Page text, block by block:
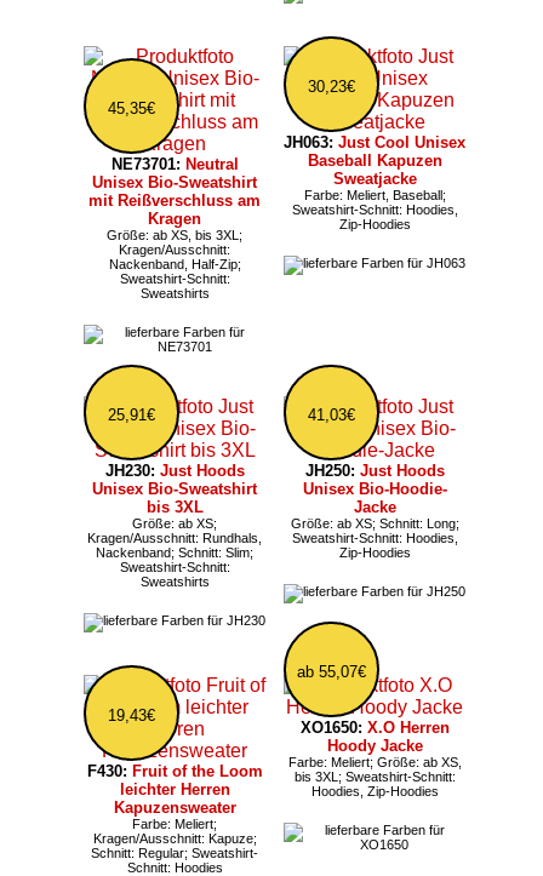
45,35€
NE73701: Neutral
Unisex Bio-Sweatshirt
mit Reißverschluss am
Kragen
Größe: ab XS, bis 3XL;
Kragen/Ausschnitt:
Nackenband, Half-Zip;
Sweatshirt-Schnitt:
Sweatshirts
30,23€
JH063: Just Cool Unisex
Baseball Kapuzen
Sweatjacke
Farbe: Meliert, Baseball;
Sweatshirt-Schnitt: Hoodies,
Zip-Hoodies
25,91€
JH230: Just Hoods
Unisex Bio-Sweatshirt
bis 3XL
Größe: ab XS;
Kragen/Ausschnitt: Rundhals,
Nackenband; Schnitt: Slim;
Sweatshirt-Schnitt:
Sweatshirts
41,03€
JH250: Just Hoods
Unisex Bio-Hoodie-
Jacke
Größe: ab XS; Schnitt: Long;
Sweatshirt-Schnitt: Hoodies,
Zip-Hoodies
19,43€
F430: Fruit of the Loom
leichter Herren
Kapuzensweater
Farbe: Meliert;
Kragen/Ausschnitt: Kapuze;
Schnitt: Regular; Sweatshirt-
Schnitt: Hoodies
ab 55,07€
XO1650: X.O Herren
Hoody Jacke
Farbe: Meliert; Größe: ab XS,
bis 3XL; Sweatshirt-Schnitt:
Hoodies, Zip-Hoodies